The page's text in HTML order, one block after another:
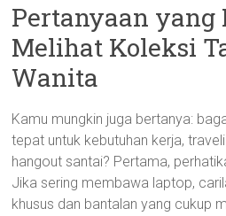
Pertanyaan yang
Melihat Koleksi
Wanita
Kamu mungkin juga bertanya:
tepat untuk kebutuhan kerja,
hangout santai? Pertama,
Jika sering membawa laptop,
khusus dan bantalan yang cukup